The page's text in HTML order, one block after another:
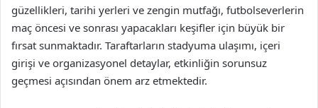
güzellikleri, tarihi yerleri ve zengin mutfağı, futbolseverlerin
maç öncesi ve sonrası yapacakları keşifler için büyük bir
fırsat sunmaktadır. Taraftarların stadyuma ulaşımı, içeri
girişi ve organizasyonel detaylar, etkinliğin sorunsuz
geçmesi açısından önem arz etmektedir.